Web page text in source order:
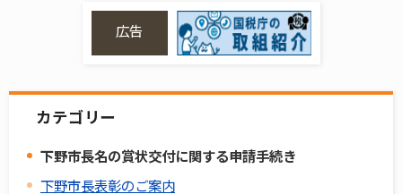
広告
カテゴリー
下野市長名の賞状交付に関する申請手続き
下野市長表彰のご案内